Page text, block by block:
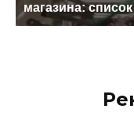
магазина: список